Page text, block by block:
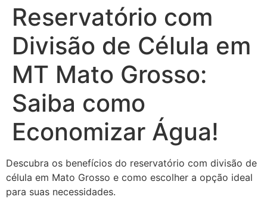
Reservatório com
Divisão de Célula em
MT Mato Grosso:
Saiba como
Economizar Água!
Descubra os benefícios do reservatório com divisão de
célula em Mato Grosso e como escolher a opção ideal
para suas necessidades.